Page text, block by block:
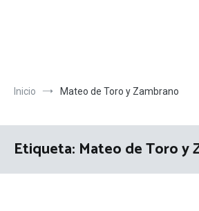
Inicio Mateo de Toro y Zambrano
Etiqueta: Mateo de Toro y